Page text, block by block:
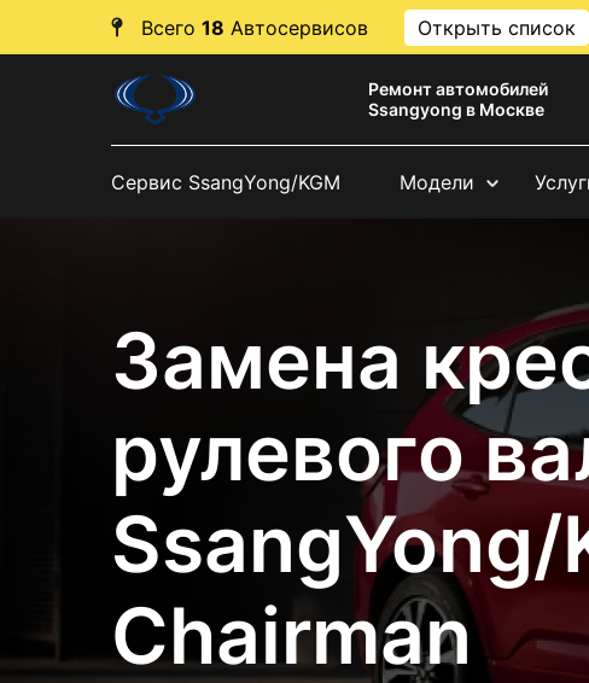
Всего 18 Автосервисов Открыть список
Ремонт автомобилей
Ssangyong в Москве
Сервис SsangYong/KGM Модели
Замена
рулевого
SsangYong/
Chairman